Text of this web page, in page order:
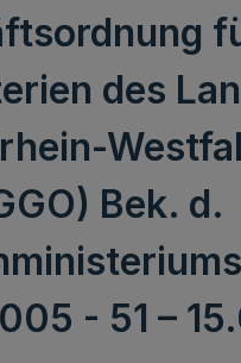
des
Bek. d.
- 51 –